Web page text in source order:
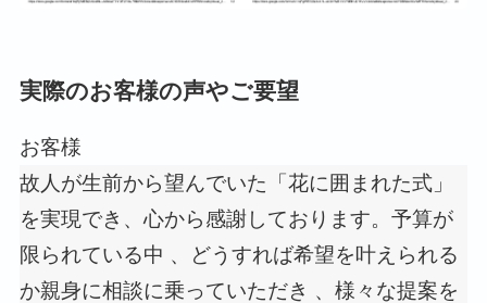
実際のお客様の声やご要望
お客様
故人が生前から望んでいた「花に囲まれた式」
を実現でき、心から感謝しております。予算が
限られている中 、どうすれば希望を叶えられる
か親身に相談に乗っていただき 、様々な提案を